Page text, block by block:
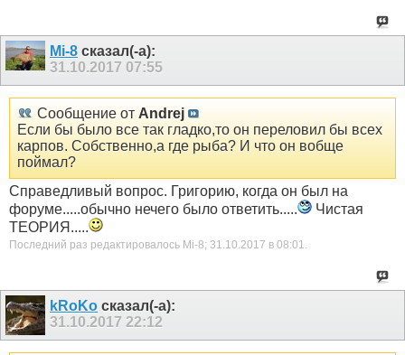
Mi-8 сказал(-а):
31.10.2017 07:55
Сообщение от Andrej
Если бы было все так гладко,то он переловил бы всех
карпов. Собственно,а где рыба? И что он вобще
поймал?
Справедливый вопрос. Григорию, когда он был на
форуме.....обычно нечего было ответить.....
Чистая
ТЕОРИЯ.....
Последний раз редактировалось Mi-8; 31.10.2017 в 08:01.
kRoKo сказал(-а):
31.10.2017 22:12